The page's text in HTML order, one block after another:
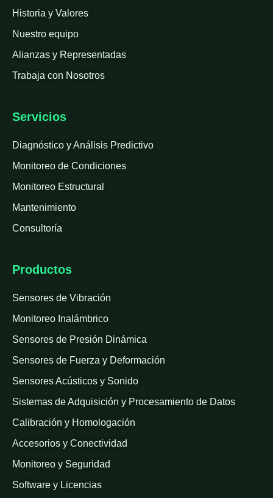
Historia y Valores
Nuestro equipo
Alianzas y Representadas
Trabaja con Nosotros
Servicios
Diagnóstico y Análisis Predictivo
Monitoreo de Condiciones
Monitoreo Estructural
Mantenimiento
Consultoría
Productos
Sensores de Vibración
Monitoreo Inalámbrico
Sensores de Presión Dinámica
Sensores de Fuerza y Deformación
Sensores Acústicos y Sonido
Sistemas de Adquisición y Procesamiento de Datos
Calibración y Homologación
Accesorios y Conectividad
Monitoreo y Seguridad
Software y Licencias